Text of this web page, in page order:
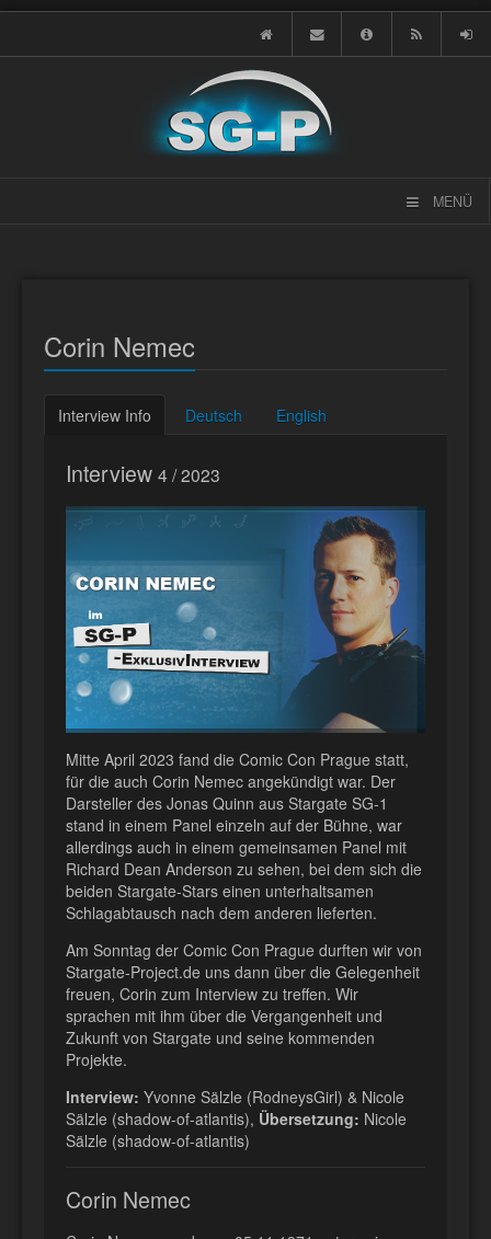
MENÜ
Corin Nemec
Interview Info Deutsch English
Interview 4 / 2023
Mitte April 2023 fand die Comic Con Prague statt,
für die auch Corin Nemec angekündigt war. Der
Darsteller des Jonas Quinn aus Stargate SG-1
stand in einem Panel einzeln auf der Bühne, war
allerdings auch in einem gemeinsamen Panel mit
Richard Dean Anderson zu sehen, bei dem sich die
beiden Stargate-Stars einen unterhaltsamen
Schlagabtausch nach dem anderen lieferten.
Am Sonntag der Comic Con Prague durften wir von
Stargate-Project.de uns dann über die Gelegenheit
freuen, Corin zum Interview zu treffen. Wir
sprachen mit ihm über die Vergangenheit und
Zukunft von Stargate und seine kommenden
Projekte.
Interview: Yvonne Sälzle (RodneysGirl) & Nicole
Sälzle (shadow-of-atlantis), Übersetzung: Nicole
Sälzle (shadow-of-atlantis)
Corin Nemec